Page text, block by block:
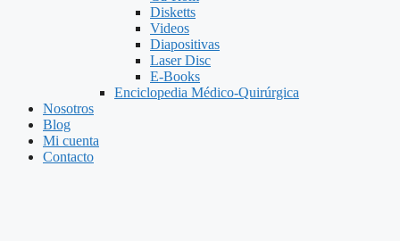
Disketts
Videos
Diapositivas
Laser Disc
E-Books
Enciclopedia Médico-Quirúrgica
Nosotros
Blog
Mi cuenta
Contacto